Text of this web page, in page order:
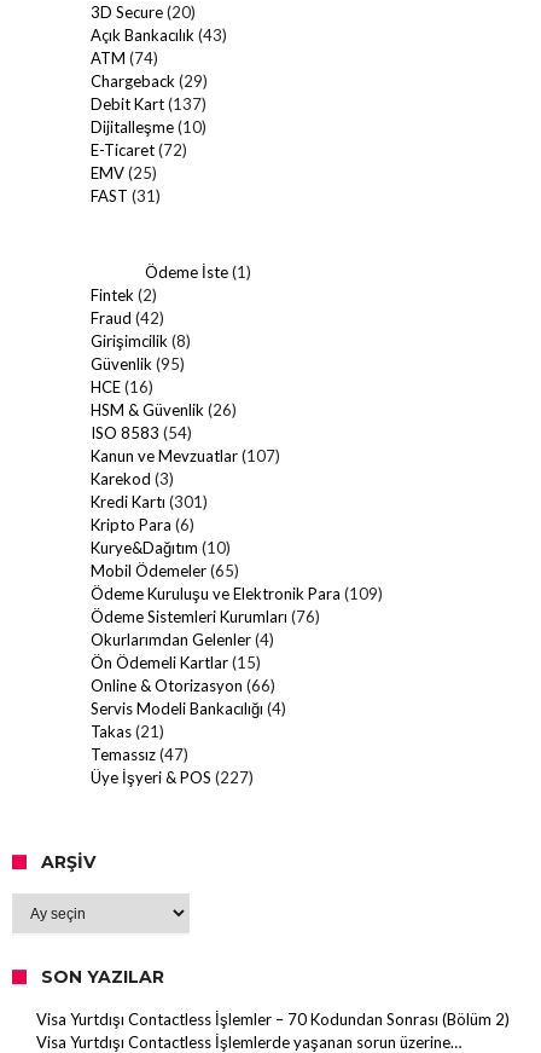
3D Secure(20)
Açık Bankacılık (43)
ATM (74)
Chargeback (29)
Debit Kart(137)
Dijitalleşme(10)
E-Ticaret(72)
EMV(25)
FAST (31)
Ödeme İste(1)
Fintek (2)
Fraud (42)
Girişimcilik (8)
Güvenlik (95)
HCE(16)
HSM & Güvenlik (26)
ISO 8583 (54)
Kanun ve Mevzuatlar(107)
Karekod (3)
Kredi Kartı (301)
Kripto Para (6)
Kurye&Dağıtım (10)
Mobil Ödemeler(65)
Ödeme Kuruluşu ve Elektronik Para (109)
Ödeme Sistemleri Kurumları (76)
Okurlarımdan Gelenler(4)
Ön Ödemeli Kartlar(15)
Online & Otorizasyon (66)
Servis Modeli Bankacılığı (4)
Takas(21)
Temassız(47)
Üye İşyeri & POS (227)
ARŞIV
SON YAZILAR
Visa Yurtdışı Contactless İşlemler – 70 Kodundan Sonrası (Bölüm 2)
Visa Yurtdışı Contactless İşlemlerde yaşanan sorun üzerine…